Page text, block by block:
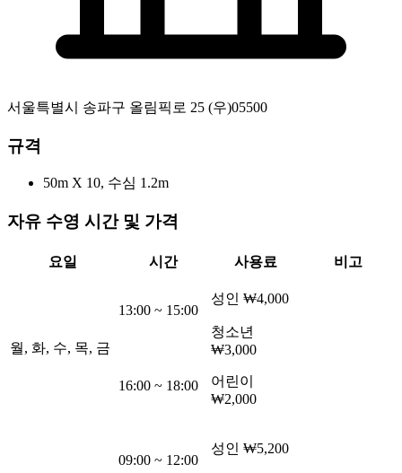
서울특별시 송파구 올림픽로 25 (우)05500
규격
50m X 10, 수심 1.2m
자유 수영 시간 및 가격
요일 시간 사용료 비고
월, 화, 수, 목, 금
13:00 ~ 15:00
성인 ₩4,000
청소년
₩3,000
어린이
₩2,000
16:00 ~ 18:00
09:00 ~ 12:00
성인 ₩5,200